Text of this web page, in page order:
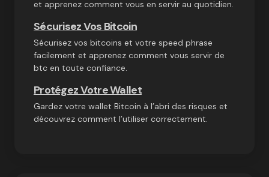
et apprenez comment vous en servir au quotidien.
Sécurisez Vos Bitcoin
Sécurisez vos bitcoins et votre speed phrase
facilement et apprenez comment vous servir de
btc en toute confiance.
Protégez Votre Wallet
Gardez votre wallet Bitcoin à l’abri des risques et
découvrez comment l’utiliser correctement.